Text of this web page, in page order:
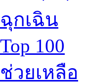
ฉุกเฉิน
Top 100
ช่วยเหลือ